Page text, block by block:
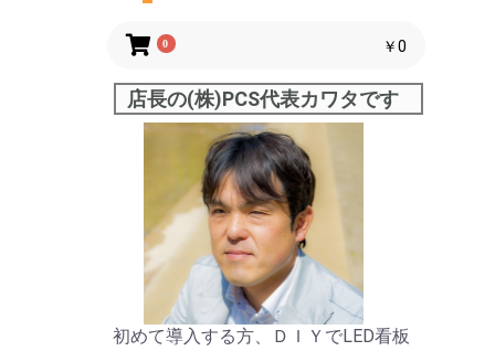
0 ￥0
店長の(株)PCS代表カワタです
初めて導入する方、ＤＩＹでLED看板